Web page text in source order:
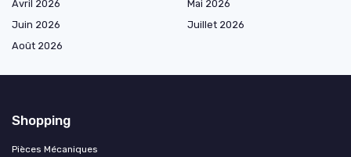
Avril 2026
Mai 2026
Juin 2026
Juillet 2026
Août 2026
Shopping
Pièces Mécaniques